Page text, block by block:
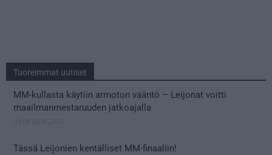
Tuoreimmat uutiset
MM-kullasta käytiin armoton vääntö – Leijonat voitti
maailmanmestaruuden jatkoajalla
Tässä Leijonien kentälliset MM-finaaliin!